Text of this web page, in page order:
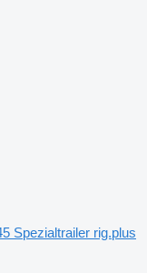
Spezialtrailer rig.plus